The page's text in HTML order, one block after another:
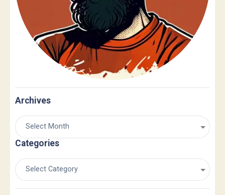
Archives
Categories